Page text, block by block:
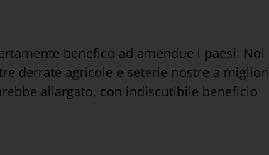
benefico ad amendue i paesi. Noi
derrate agricole e seterie nostre a migliori
allargato, con indiscutibile beneficio